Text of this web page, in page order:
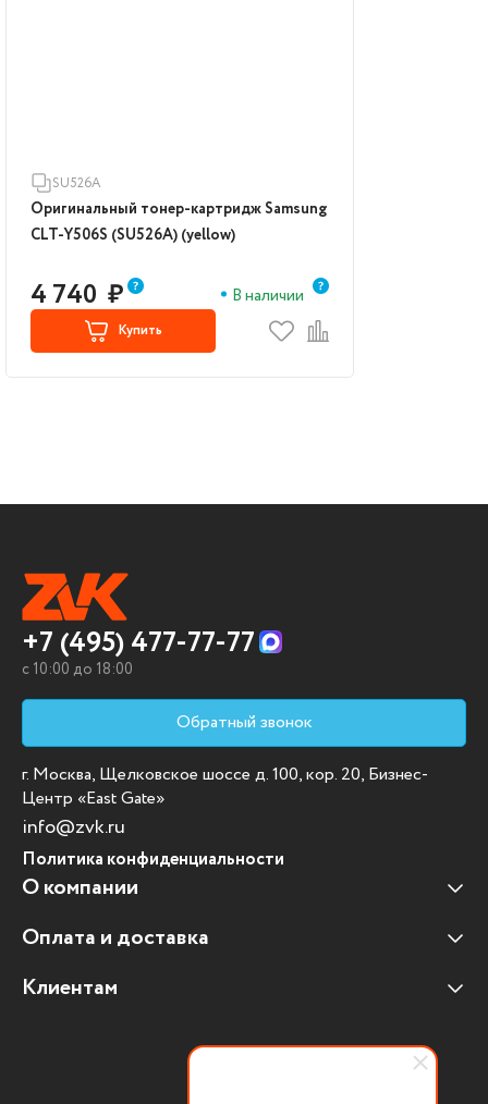
SU526A
Оригинальный тонер-картридж Samsung
CLT-Y506S (SU526A) (yellow)
4 740 ₽ В наличии
Купить
+7 (495) 477-77-77
c 10:00 до 18:00
Обратный звонок
г. Москва, Щелковское шоссе д. 100, кор. 20, Бизнес-
Центр «East Gate»
info@zvk.ru
Политика конфиденциальности
О компании
Наши клиенты
Отзывы клиентов
Оплата и доставка
Оплата и доставка
Клиентам